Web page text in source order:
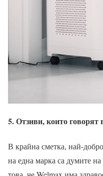
5. Отзиви, които говорят
В крайна сметка, най-
на една марка са думите